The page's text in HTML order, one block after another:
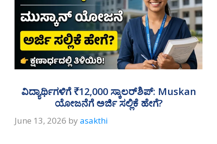
ವಿದ್ಯಾರ್ಥಿಗಳಿಗೆ ₹12,000 ಸ್ಕಾಲರ್‌ಶಿಪ್: Muskan
ಯೋಜನೆಗೆ ಅರ್ಜಿ ಸಲ್ಲಿಕೆ ಹೇಗೆ?
June 13, 2026 by asakthi